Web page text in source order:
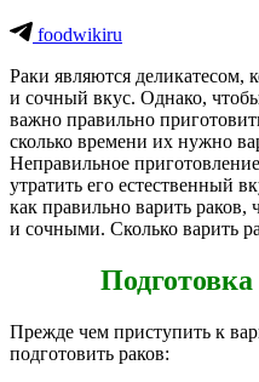
foodwikiru
Раки являются деликатесом,
и сочный вкус. Однако,
важно правильно
сколько времени их нужно
Неправильное
утратить его естественный
как правильно варить
и сочными. Сколько варить
Прежде чем приступить к
подготовить раков: